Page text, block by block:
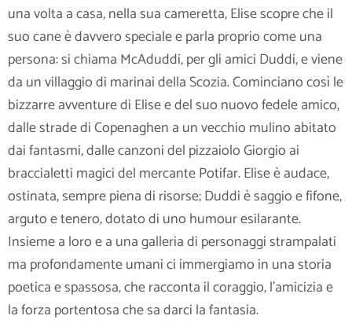
una volta a casa, nella sua cameretta, Elise scopre che il
suo cane è davvero speciale e parla proprio come una
persona: si chiama McAduddi, per gli amici Duddi, e viene
da un villaggio di marinai della Scozia. Cominciano così le
bizzarre avventure di Elise e del suo nuovo fedele amico,
dalle strade di Copenaghen a un vecchio mulino abitato
dai fantasmi, dalle canzoni del pizzaiolo Giorgio ai
braccialetti magici del mercante Potifar. Elise è audace,
ostinata, sempre piena di risorse; Duddi è saggio e fifone,
arguto e tenero, dotato di uno humour esilarante.
Insieme a loro e a una galleria di personaggi strampalati
ma profondamente umani ci immergiamo in una storia
poetica e spassosa, che racconta il coraggio, l’amicizia e
la forza portentosa che sa darci la fantasia.